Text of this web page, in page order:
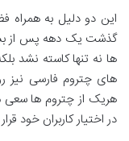
این دو دلیل به
گذشت یک دهه پس از
ها نه تنها کاسته نشد
های چتروم فارسی نیز
هریک از چتروم ها سعی
در اختیار کاربران خود